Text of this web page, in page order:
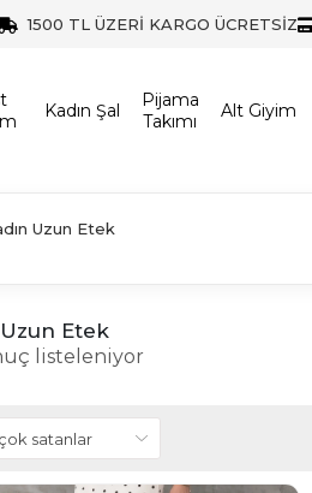
1500 TL ÜZERİ KARGO ÜCRETSİZ
Kadın Şal
Pijama
Takımı
Alt Giyim
Uzun Etek
Uzun Etek
listeleniyor